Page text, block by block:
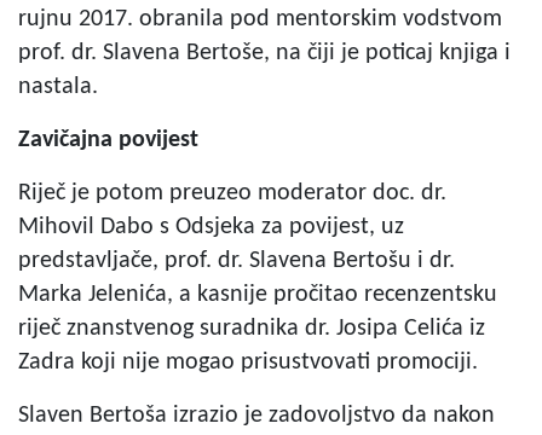
rujnu 2017. obranila pod mentorskim vodstvom
prof. dr. Slavena Bertoše, na čiji je poticaj knjiga i
nastala.
Zavičajna povijest
Riječ je potom preuzeo moderator doc. dr.
Mihovil Dabo s Odsjeka za povijest, uz
predstavljače, prof. dr. Slavena Bertošu i dr.
Marka Jelenića, a kasnije pročitao recenzentsku
riječ znanstvenog suradnika dr. Josipa Celića iz
Zadra koji nije mogao prisustvovati promociji.
Slaven Bertoša izrazio je zadovoljstvo da nakon